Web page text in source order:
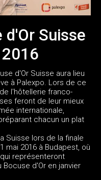
d'Or Suisse
d'Or Suisse aura lieu
à Palexpo. Lors de ce
l'hôtellerie franco-
feront de leur mieux
internationale,
chacun un plat
Suisse lors de la finale
mai 2016 à Budapest, où
représenteront
Bocuse d'Or en janvier